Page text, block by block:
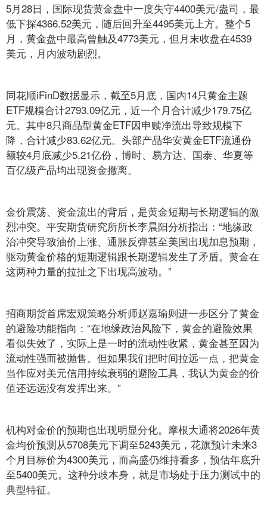
5月28日，国际现货黄金盘中一度失守4400美元/盎司，最
低下探4366.52美元，随后回升至4495美元上方。整个5
月，黄金盘中最高曾触及4773美元，但月末收盘在4539
美元，月内波动剧烈。
同花顺iFinD数据显示，截至5月底，国内14只黄金主题
ETF规模合计2793.09亿元，近一个月合计减少179.75亿
元。其中8只商品型黄金ETF因申赎净流出导致规模下
降，合计减少83.62亿元。头部产品华安黄金ETF流通份
额较4月底减少5.21亿份，博时、易方达、国泰、华夏等
百亿级产品均出现资金撤离。
金价震荡、资金流出的背后，是黄金短期与长期逻辑的激
烈冲突。平安期货研究所所长李晨阳分析指出：“地缘政
治冲突导致油价上涨、通胀反弹甚至美国出现加息预期，
驱动黄金价格的短期逻辑跟长期逻辑发生了矛盾。黄金在
这两种力量的拉扯之下出现高波动。”
招商期货首席宏观策略分析师赵嘉瑜则进一步区分了黄金
的避险功能指向：“在地缘政治风险下，黄金的避险效果
看似失效了，实际上是一时的流动性收紧，黄金甚至因为
流动性强而被抛售。但如果我们把时间拉远一点，把黄金
当作应对美元信用持续衰弱的避险工具，我认为黄金的价
值还远远没有发挥出来。”
机构对金价的预期也出现明显分化。摩根大通将2026年黄
金均价预测从5708美元下调至5243美元，花旗预计未来3
个月目标价为4300美元，而高盛仍维持看多，预估年底升
至5400美元。这种分歧本身，就是市场处于压力测试中的
典型特征。